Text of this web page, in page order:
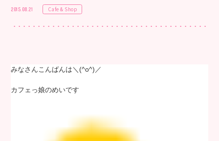
2015.08.21 Cafe & Shop
みなさんこんばんは＼(^o^)／
カフェっ娘のめいです